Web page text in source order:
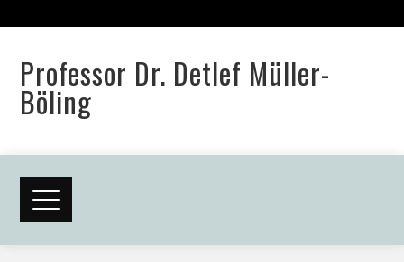
Professor Dr. Detlef Müller-
Böling